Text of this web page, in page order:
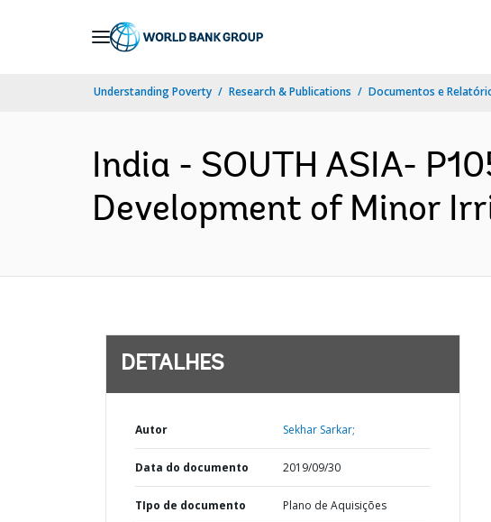
Understanding Poverty Research & Publications Documentos e
India - SOUTH ASIA-
Development of Minor
DETALHES
Autor Sekhar Sarkar;
Data do documento 2019/09/30
TIpo de documento Plano de Aquisições